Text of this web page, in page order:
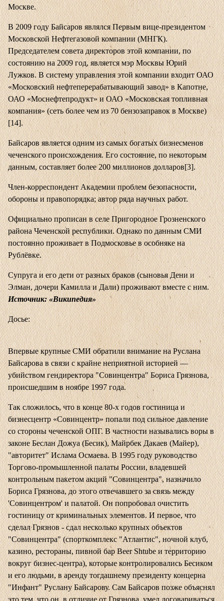
Москве.
В 2009 году Байсаров являлся Первым вице-президентом
Московской Нефтегазовой компании (МНГК).
Председателем совета директоров этой компании, по
состоянию на 2009 год, является мэр Москвы Юрий
Лужков. В систему управления этой компании входит ОАО
«Московский нефтеперерабатывающий завод» в Капотне,
ОАО «Моснефтепродукт» и ОАО «Московская топливная
компания» (сеть более чем из 70 бензозаправок в Москве)
[14].
Байсаров является одним из самых богатых бизнесменов
чеченского происхождения. Его состояние, по некоторым
данным, составляет более 200 миллионов долларов[3].
Член-корреспондент Академии проблем безопасности,
обороны и правопорядка; автор ряда научных работ.
Официально прописан в селе Пригородное Грозненского
района Чеченской республики. Однако по данным СМИ
постоянно проживает в Подмосковье в особняке на
Рублёвке.
Супруга и его дети от разных браков (сыновья Дени и
Элман, дочери Камилла и Дали) проживают вместе с ним.
Источник: «Википедия»
Досье:
Впервые крупные СМИ обратили внимание на Руслана
Байсарова в связи с крайне неприятной историей —
убийством гендиректора "Совинцентра" Бориса Грязнова,
происшедшим в ноябре 1997 года.
Так сложилось, что в конце 80-х годов гостиница и
бизнесцентр «Совинцентр» попали под сильное давление
со стороны чеченской ОПГ. В частности назывались воры в
законе Беслан Дожуа (Бесик), Майрбек Дакаев (Майер),
"авторитет" Ислама Осмаева. В 1995 году руководство
Торгово-промышленной палаты России, владевшей
контрольным пакетом акций "Совинцентра", назначило
Бориса Грязнова, до этого отвечавшего за связь между
'Совинцентром' и палатой. Он попробовал очистить
гостиницу от криминальных элементов. И первое, что
сделал Грязнов - сдал несколько крупных объектов
"Совинцентра" (спорткомплекс "Атлантис", ночной клуб,
казино, рестораны, пивной бар Beer Shtube и территорию
вокруг бизнес-центра), которые контролировались Бесиком
и его людьми, в аренду тогдашнему президенту концерна
"Инфант" Руслану Байсарову. Сам Байсаров позже объяснял